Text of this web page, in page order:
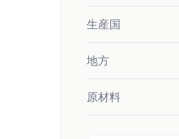
生産国
地方
原材料